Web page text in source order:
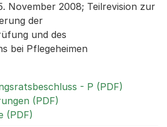
November 2008; Teilrevision zur
der
und des
bei Pflegeheimen
- P (PDF)
(PDF)
(PDF)